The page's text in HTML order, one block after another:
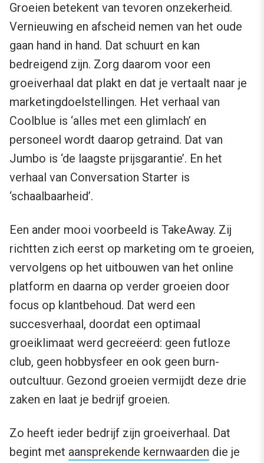
Groeien betekent van tevoren onzekerheid.
Vernieuwing en afscheid nemen van het oude
gaan hand in hand. Dat schuurt en kan
bedreigend zijn. Zorg daarom voor een
groeiverhaal dat plakt en dat je vertaalt naar je
marketingdoelstellingen. Het verhaal van
Coolblue is ‘alles met een glimlach’ en
personeel wordt daarop getraind. Dat van
Jumbo is ‘de laagste prijsgarantie’. En het
verhaal van Conversation Starter is
‘schaalbaarheid’.
Een ander mooi voorbeeld is TakeAway. Zij
richtten zich eerst op marketing om te groeien,
vervolgens op het uitbouwen van het online
platform en daarna op verder groeien door
focus op klantbehoud. Dat werd een
succesverhaal, doordat een optimaal
groeiklimaat werd gecreëerd: geen futloze
club, geen hobbysfeer en ook geen burn-
outcultuur. Gezond groeien vermijdt deze drie
zaken en laat je bedrijf groeien.
Zo heeft ieder bedrijf zijn groeiverhaal. Dat
begint met aansprekende kernwaarden die je